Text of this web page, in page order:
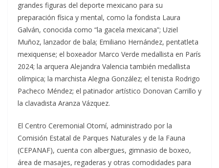
grandes figuras del deporte mexicano para su
preparación física y mental, como la fondista Laura
Galván, conocida como “la gacela mexicana”; Uziel
Muñoz, lanzador de bala; Emiliano Hernández, pentatleta
mexiquense; el boxeador Marco Verde medallista en París
2024; la arquera Alejandra Valencia también medallista
olímpica; la marchista Alegna González; el tenista Rodrigo
Pacheco Méndez; el patinador artístico Donovan Carrillo y
la clavadista Aranza Vázquez.
El Centro Ceremonial Otomí, administrado por la
Comisión Estatal de Parques Naturales y de la Fauna
(CEPANAF), cuenta con albergues, gimnasio de boxeo,
área de masajes, regaderas y otras comodidades para